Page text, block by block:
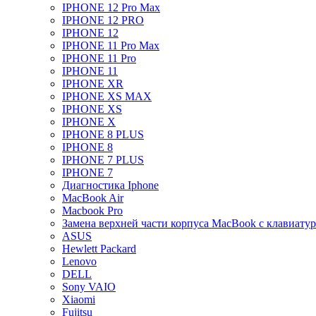
IPHONE 12 Pro Max
IPHONE 12 PRO
IPHONE 12
IPHONE 11 Pro Max
IPHONE 11 Pro
IPHONE 11
IPHONE XR
IPHONE XS MAX
IPHONE XS
IPHONE X
IPHONE 8 PLUS
IPHONE 8
IPHONE 7 PLUS
IPHONE 7
Диагностика Iphone
MacBook Air
Macbook Pro
Замена верхней части корпуса MacBook с
ASUS
Hewlett Packard
Lenovo
DELL
Sony VAIO
Xiaomi
Fujitsu